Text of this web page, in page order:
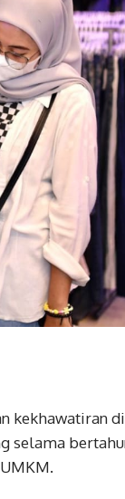
kekhawatiran
selama